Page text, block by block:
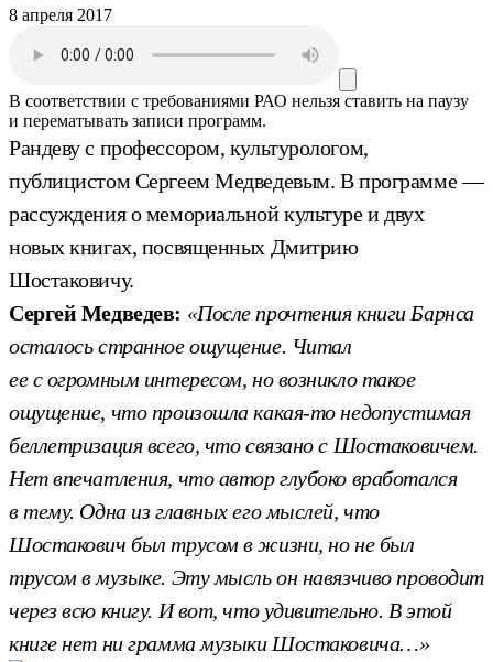
8 апреля 2017
В соответствии с требованиями РАО нельзя ставить на паузу
и перематывать записи программ.
Рандеву с профессором, культурологом,
публицистом Сергеем Медведевым. В программе —
рассуждения о мемориальной культуре и двух
новых книгах, посвященных Дмитрию
Шостаковичу.
Сергей Медведев: «После прочтения книги Барнса
осталось странное ощущение. Читал
ее с огромным интересом, но возникло такое
ощущение, что произошла какая-то недопустимая
беллетризация всего, что связано с Шостаковичем.
Нет впечатления, что автор глубоко вработался
в тему. Одна из главных его мыслей, что
Шостакович был трусом в жизни, но не был
трусом в музыке. Эту мысль он навязчиво проводит
через всю книгу. И вот, что удивительно. В этой
книге нет ни грамма музыки Шостаковича…»